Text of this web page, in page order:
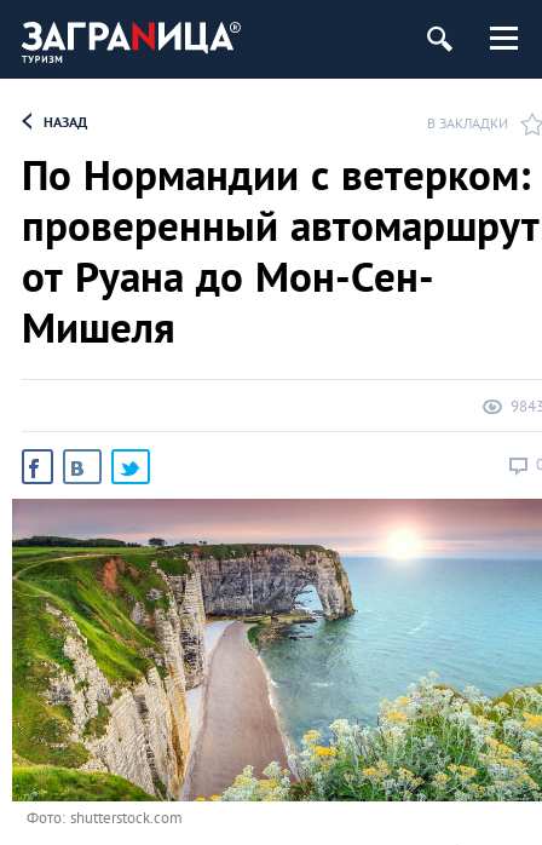
НАЗАД В ЗАКЛАДКИ
По Нормандии с ветерком:
проверенный автомаршрут
от Руана до Мон-Сен-
Мишеля
Фото: shutterstock.com